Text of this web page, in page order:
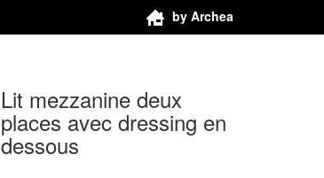
by Archea
Lit mezzanine deux
places avec dressing en
dessous